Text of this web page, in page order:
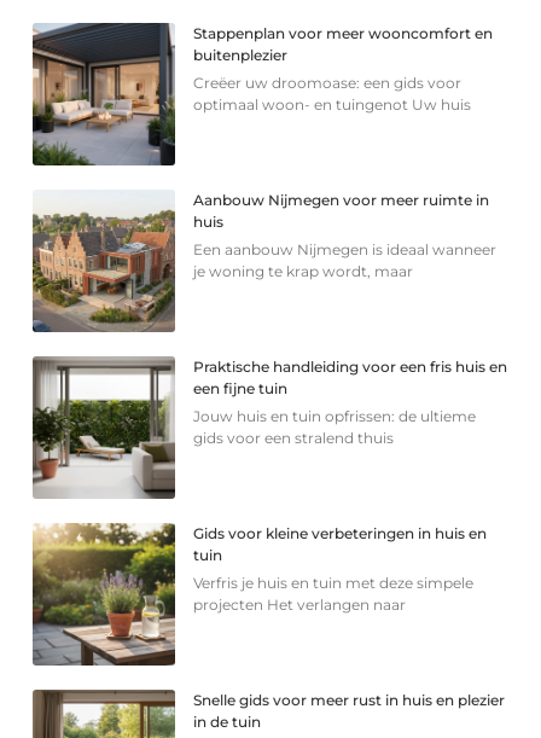
Stappenplan voor meer wooncomfort en
buitenplezier
Creëer uw droomoase: een gids voor
optimaal woon- en tuingenot Uw huis
Aanbouw Nijmegen voor meer ruimte in
huis
Een aanbouw Nijmegen is ideaal wanneer
je woning te krap wordt, maar
Praktische handleiding voor een fris huis en
een fijne tuin
Jouw huis en tuin opfrissen: de ultieme
gids voor een stralend thuis
Gids voor kleine verbeteringen in huis en
tuin
Verfris je huis en tuin met deze simpele
projecten Het verlangen naar
Snelle gids voor meer rust in huis en plezier
in de tuin